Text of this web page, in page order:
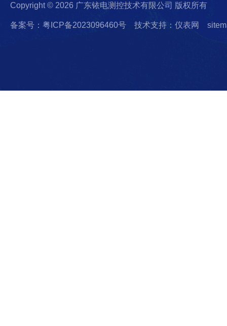
Copyright © 2026 广东铱电测控技术有限公司 版权所有
备案号：粤ICP备2023096460号 技术支持：仪表网